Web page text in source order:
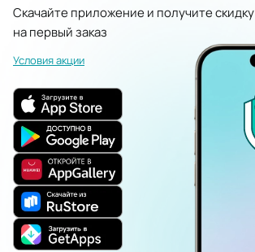
Скачайте приложение и получите скидку
на первый заказ
Условия акции